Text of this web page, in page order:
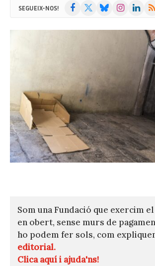
SEGUEIX-NOS! Facebook BlueskyInstagramLinkedIn
RSS
Som una Fundació que exercim
en obert, sense murs de
ho podem fer sols, com
editorial.
Clica aquí i ajuda'ns!